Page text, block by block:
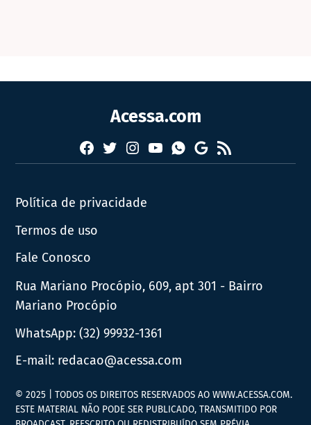
Acessa.com
Facebook
TwitterInstagram
YouTubeWhatsapp
Google
News
RSS
Política de privacidade
Termos de uso
Fale Conosco
Rua Mariano Procópio, 609, apt 301 - Bairro
Mariano Procópio
WhatsApp:(32) 99932-1361
E-mail: redacao@acessa.com
© 2025 | TODOS OS DIREITOS RESERVADOS AO WWW.ACESSA.COM.
ESTE MATERIAL NÃO PODE SER PUBLICADO, TRANSMITIDO POR